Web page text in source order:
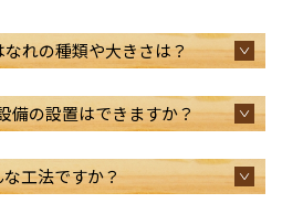
なれの種類や大きさは？
備の設置はできますか？
工法ですか？